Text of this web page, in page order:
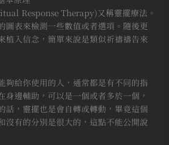
Response Therapy)又稱靈擺療法。
圖表來檢測一些數值或者選項。隨後更
植入信念，簡單來說是類似祈禱禱告來
夠給你使用的人，通常都是有不同的指
身邊輔助，可以是一個或者多於一個，
話，靈擺也是會自轉或轉動，畢竟這個
沒有的分別是很大的，這點不能公開說